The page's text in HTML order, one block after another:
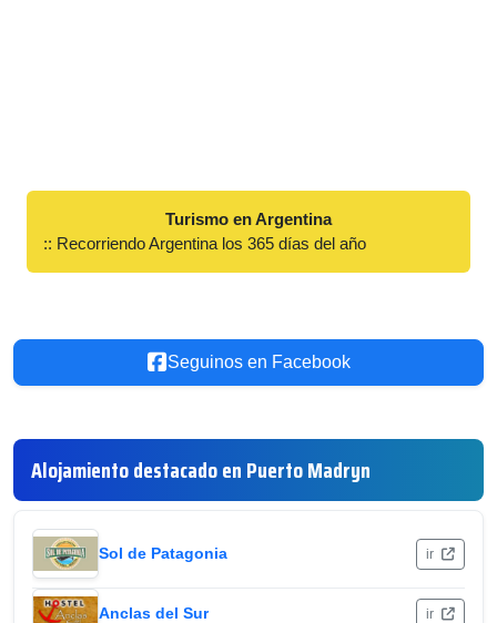
Turismo en Argentina
:: Recorriendo Argentina los 365 días del año
Seguinos en Facebook
Alojamiento destacado en Puerto Madryn
Sol de Patagonia ir
Anclas del Sur ir